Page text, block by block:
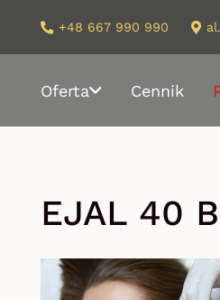
+48 667 990 990
Oferta Cennik
EJAL 40